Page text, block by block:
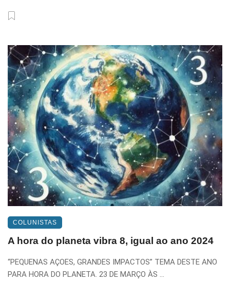
COLUNISTAS
A hora do planeta vibra 8, igual ao ano 2024
“PEQUENAS AÇOES, GRANDES IMPACTOS” TEMA DESTE ANO
PARA HORA DO PLANETA. 23 DE MARÇO ÀS ...